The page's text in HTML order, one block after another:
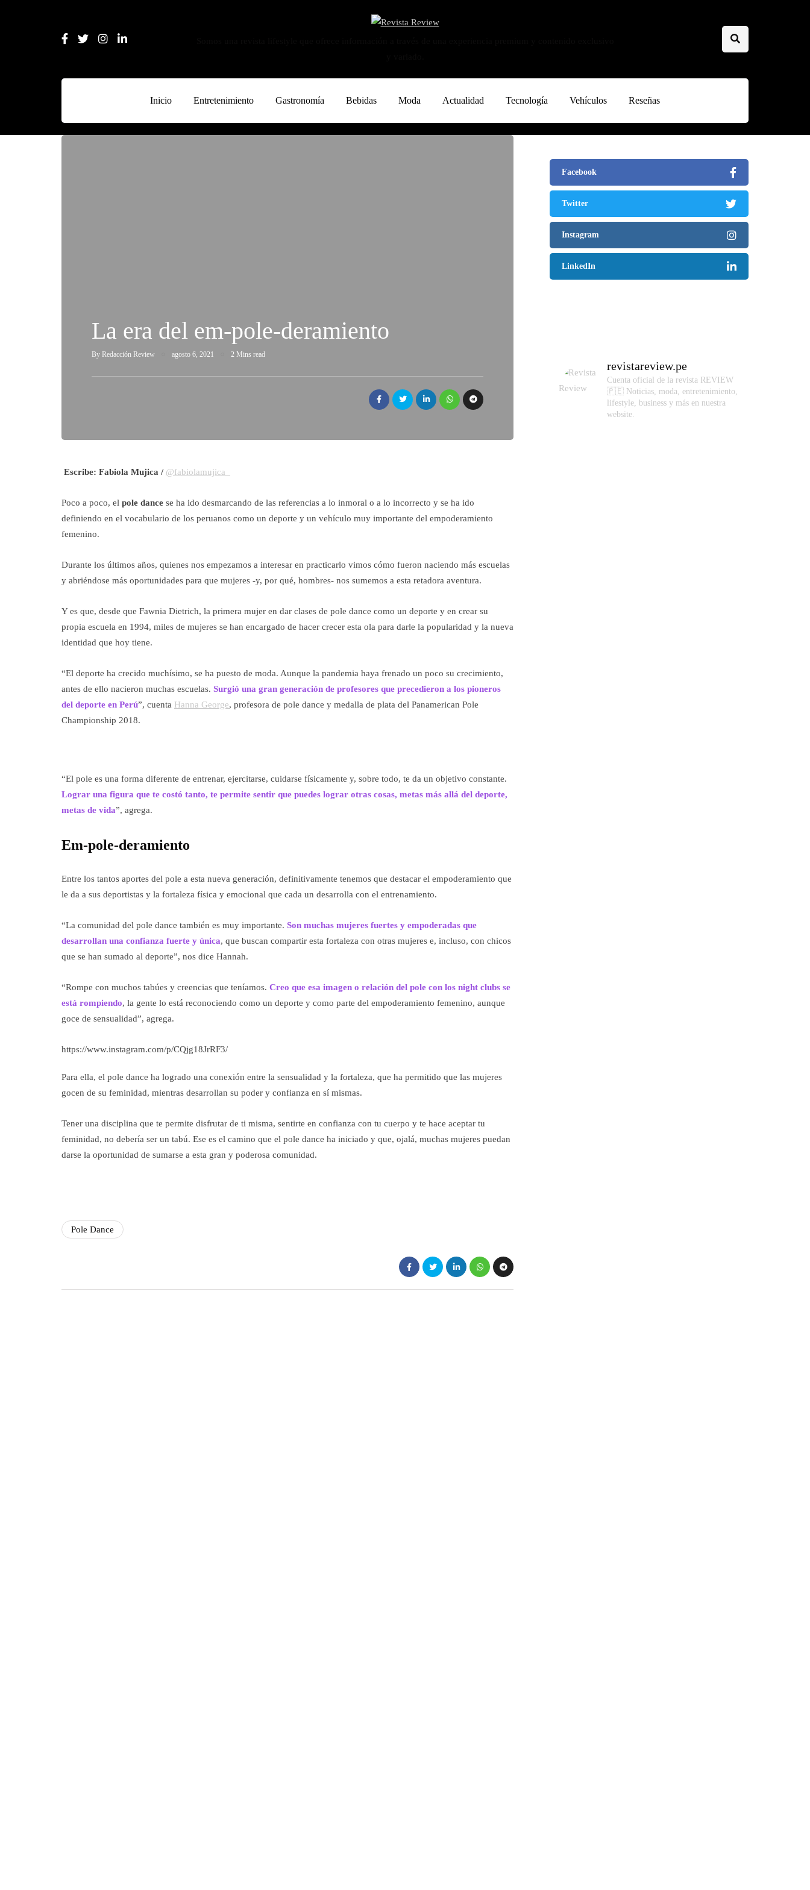
Inicio Entretenimiento Gastronomía Bebidas Moda Actualidad Tecnología Vehículos Reseñas
La era del em-pole-deramiento
By Redacción Review agosto 6, 2021 2 Mins read
Escribe: Fabiola Mujica / @fabiolamujica_
Poco a poco, el pole dance se ha ido desmarcando de las referencias a lo inmoral o a lo incorrecto y se ha ido
definiendo en el vocabulario de los peruanos como un deporte y un vehículo muy importante del empoderamiento
femenino.
Durante los últimos años, quienes nos empezamos a interesar en practicarlo vimos cómo fueron naciendo más escuelas
y abriéndose más oportunidades para que mujeres -y, por qué, hombres- nos sumemos a esta retadora aventura.
Y es que, desde que Fawnia Dietrich, la primera mujer en dar clases de pole dance como un deporte y en crear su
propia escuela en 1994, miles de mujeres se han encargado de hacer crecer esta ola para darle la popularidad y la nueva
identidad que hoy tiene.
“El deporte ha crecido muchísimo, se ha puesto de moda. Aunque la pandemia haya frenado un poco su crecimiento,
antes de ello nacieron muchas escuelas. Surgió una gran generación de profesores que precedieron a los pioneros
del deporte en Perú”, cuenta Hanna George, profesora de pole dance y medalla de plata del Panamerican Pole
Championship 2018.
“El pole es una forma diferente de entrenar, ejercitarse, cuidarse físicamente y, sobre todo, te da un objetivo constante.
Lograr una figura que te costó tanto, te permite sentir que puedes lograr otras cosas, metas más allá del deporte,
metas de vida”, agrega.
Em-pole-deramiento
Entre los tantos aportes del pole a esta nueva generación, definitivamente tenemos que destacar el empoderamiento que
le da a sus deportistas y la fortaleza física y emocional que cada un desarrolla con el entrenamiento.
“La comunidad del pole dance también es muy importante. Son muchas mujeres fuertes y empoderadas que
desarrollan una confianza fuerte y única, que buscan compartir esta fortaleza con otras mujeres e, incluso, con chicos
que se han sumado al deporte”, nos dice Hannah.
“Rompe con muchos tabúes y creencias que teníamos. Creo que esa imagen o relación del pole con los night clubs se
está rompiendo, la gente lo está reconociendo como un deporte y como parte del empoderamiento femenino, aunque
goce de sensualidad”, agrega.
https://www.instagram.com/p/CQjg18JrRF3/
Para ella, el pole dance ha logrado una conexión entre la sensualidad y la fortaleza, que ha permitido que las mujeres
gocen de su feminidad, mientras desarrollan su poder y confianza en sí mismas.
Tener una disciplina que te permite disfrutar de ti misma, sentirte en confianza con tu cuerpo y te hace aceptar tu
feminidad, no debería ser un tabú. Ese es el camino que el pole dance ha iniciado y que, ojalá, muchas mujeres puedan
darse la oportunidad de sumarse a esta gran y poderosa comunidad.
Pole Dance
Facebook
Twitter
Instagram
LinkedIn
revistareview.pe
Cuenta oficial de la revista REVIEW
🇵🇪 Noticias, moda, entretenimiento,
lifestyle, business y más en nuestra
website.